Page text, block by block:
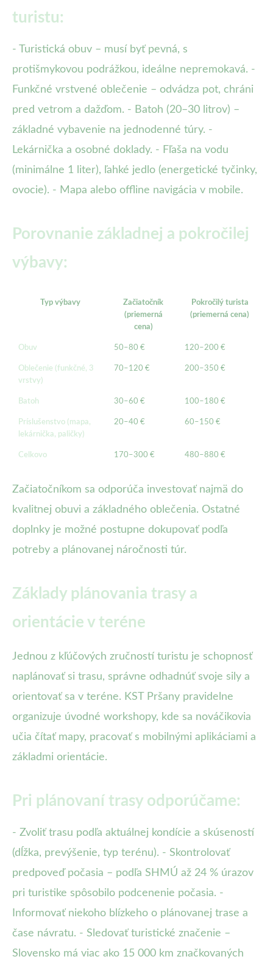
turistu:
- Turistická obuv – musí byť pevná, s
protišmykovou podrážkou, ideálne nepremokavá. -
Funkčné vrstvené oblečenie – odvádza pot, chráni
pred vetrom a dažďom. - Batoh (20–30 litrov) –
základné vybavenie na jednodenné túry. -
Lekárnička a osobné doklady. - Fľaša na vodu
(minimálne 1 liter), ľahké jedlo (energetické tyčinky,
ovocie). - Mapa alebo offline navigácia v mobile.
Porovnanie základnej a pokročilej
výbavy:
Typ výbavy
Začiatočník
(priemerná
cena)
Pokročilý turista
(priemerná cena)
Obuv 50–80 € 120–200 €
Oblečenie (funkčné, 3
vrstvy)
70–120 € 200–350 €
Batoh 30–60 € 100–180 €
Príslušenstvo (mapa,
lekárnička, paličky)
20–40 € 60–150 €
Celkovo 170–300 € 480–880 €
Začiatočníkom sa odporúča investovať najmä do
kvalitnej obuvi a základného oblečenia. Ostatné
doplnky je možné postupne dokupovať podľa
potreby a plánovanej náročnosti túr.
Základy plánovania trasy a
orientácie v teréne
Jednou z kľúčových zručností turistu je schopnosť
naplánovať si trasu, správne odhadnúť svoje sily a
orientovať sa v teréne. KST Pršany pravidelne
organizuje úvodné workshopy, kde sa nováčikovia
učia čítať mapy, pracovať s mobilnými aplikáciami a
základmi orientácie.
Pri plánovaní trasy odporúčame:
- Zvoliť trasu podľa aktuálnej kondície a skúseností
(dĺžka, prevýšenie, typ terénu). - Skontrolovať
predpoveď počasia – podľa SHMÚ až 24 % úrazov
pri turistike spôsobilo podcenenie počasia. -
Informovať niekoho blízkeho o plánovanej trase a
čase návratu. - Sledovať turistické značenie –
Slovensko má viac ako 15 000 km značkovaných